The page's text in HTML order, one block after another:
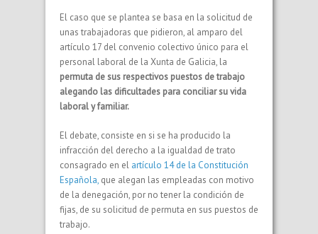
El caso que se plantea se basa en la solicitud de
unas trabajadoras que pidieron, al amparo del
artículo 17 del convenio colectivo único para el
personal laboral de la Xunta de Galicia, la
permuta de sus respectivos puestos de trabajo
alegando las dificultades para conciliar su vida
laboral y familiar.
El debate, consiste en si se ha producido la
infracción del derecho a la igualdad de trato
consagrado en el artículo 14 de la Constitución
Española, que alegan las empleadas con motivo
de la denegación, por no tener la condición de
fijas, de su solicitud de permuta en sus puestos de
trabajo.